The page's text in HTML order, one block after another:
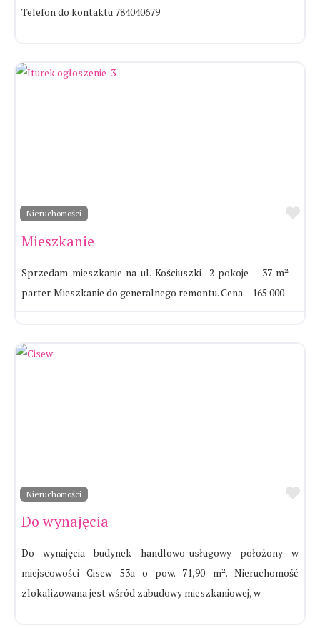
Telefon do kontaktu 784040679
Nieruchomości
Mieszkanie
Sprzedam mieszkanie na ul. Kościuszki- 2 pokoje – 37 m² –
parter. Mieszkanie do generalnego remontu. Cena – 165 000
Nieruchomości
Do wynajęcia
Do wynajęcia budynek handlowo-usługowy położony w
miejscowości Cisew 53a o pow. 71,90 m². Nieruchomość
zlokalizowana jest wśród zabudowy mieszkaniowej, w